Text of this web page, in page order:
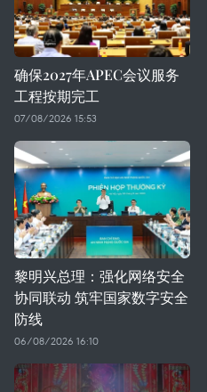
确保2027年APEC会议服务
工程按期完工
07/08/2026 15:53
黎明兴总理：强化网络安全
协同联动 筑牢国家数字安全
防线
06/08/2026 16:10